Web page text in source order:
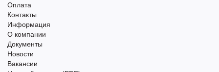
Оплата
Контакты
Информация
О компании
Документы
Новости
Вакансии